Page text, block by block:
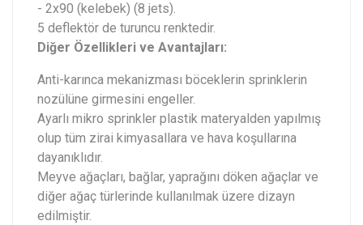
- 2x90 (kelebek) (8 jets).
5 deflektör de turuncu renktedir.
Diğer Özellikleri ve Avantajları:
Anti-karınca mekanizması böceklerin sprinklerin
nozülüne girmesini engeller.
Ayarlı mikro sprinkler plastik materyalden yapılmış
olup tüm zirai kimyasallara ve hava koşullarına
dayanıklıdır.
Meyve ağaçları, bağlar, yaprağını döken ağaçlar ve
diğer ağaç türlerinde kullanılmak üzere dizayn
edilmiştir.